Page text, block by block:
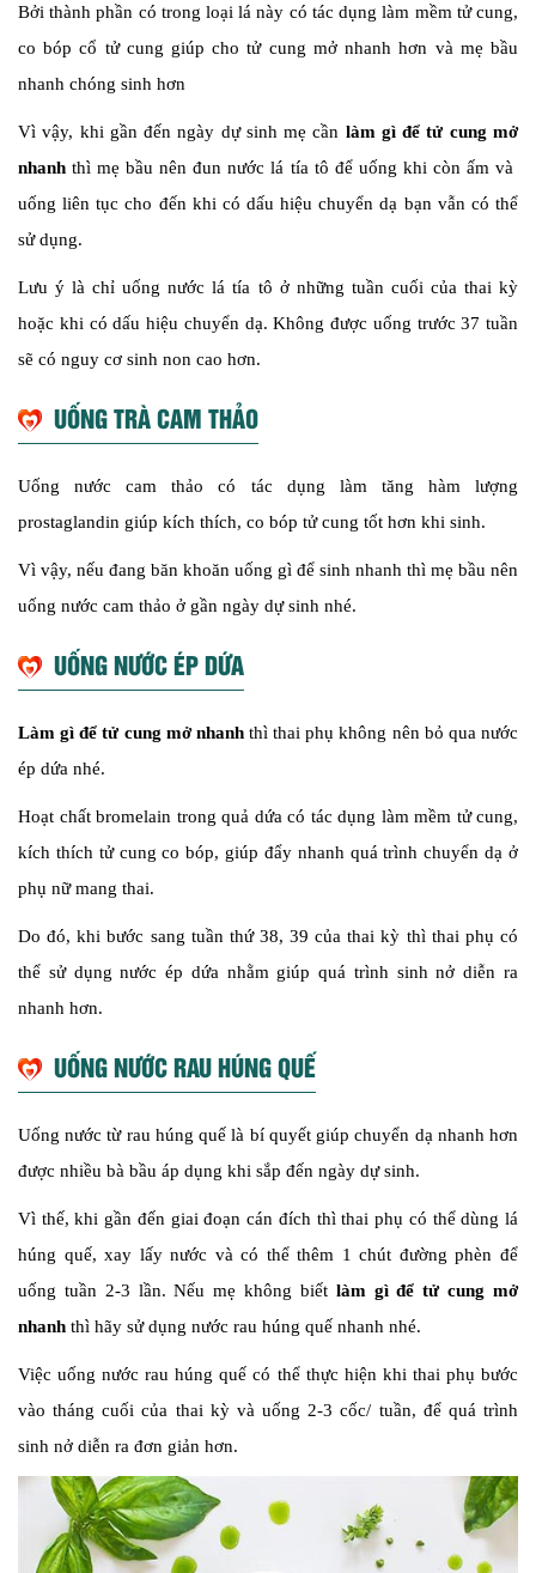
Bởi thành phần có trong loại lá này có tác dụng làm mềm tử cung,
co bóp cổ tử cung giúp cho tử cung mở nhanh hơn và mẹ bầu
nhanh chóng sinh hơn
Vì vậy, khi gần đến ngày dự sinh mẹ cần làm gì để tử cung mở
nhanh thì mẹ bầu nên đun nước lá tía tô để uống khi còn ấm và
uống liên tục cho đến khi có dấu hiệu chuyển dạ bạn vẫn có thể
sử dụng.
Lưu ý là chỉ uống nước lá tía tô ở những tuần cuối của thai kỳ
hoặc khi có dấu hiệu chuyển dạ. Không được uống trước 37 tuần
sẽ có nguy cơ sinh non cao hơn.
UỐNG TRÀ CAM THẢO
Uống nước cam thảo có tác dụng làm tăng hàm lượng
prostaglandin giúp kích thích, co bóp tử cung tốt hơn khi sinh.
Vì vậy, nếu đang băn khoăn uống gì để sinh nhanh thì mẹ bầu nên
uống nước cam thảo ở gần ngày dự sinh nhé.
UỐNG NƯỚC ÉP DỨA
Làm gì để tử cung mở nhanhthì thai phụ không nên bỏ qua nước
ép dứa nhé.
Hoạt chất bromelain trong quả dứa có tác dụng làm mềm tử cung,
kích thích tử cung co bóp, giúp đẩy nhanh quá trình chuyển dạ ở
phụ nữ mang thai.
Do đó, khi bước sang tuần thứ 38, 39 của thai kỳ thì thai phụ có
thể sử dụng nước ép dứa nhằm giúp quá trình sinh nở diễn ra
nhanh hơn.
UỐNG NƯỚC RAU HÚNG QUẾ
Uống nước từ rau húng quế là bí quyết giúp chuyển dạ nhanh hơn
được nhiều bà bầu áp dụng khi sắp đến ngày dự sinh.
Vì thế, khi gần đến giai đoạn cán đích thì thai phụ có thể dùng lá
húng quế, xay lấy nước và có thể thêm 1 chút đường phèn để
uống tuần 2-3 lần. Nếu mẹ không biết làm gì để tử cung mở
nhanh thì hãy sử dụng nước rau húng quế nhanh nhé.
Việc uống nước rau húng quế có thể thực hiện khi thai phụ bước
vào tháng cuối của thai kỳ và uống 2-3 cốc/ tuần, để quá trình
sinh nở diễn ra đơn giản hơn.